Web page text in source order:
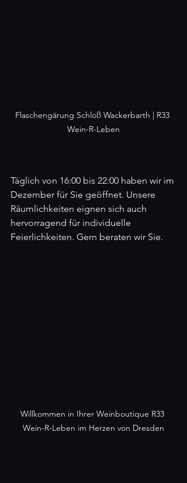
Flaschengärung Schloß Wackerbarth | R33
Wein-R-Leben
Täglich von 16:00 bis 22:00 haben wir im
Dezember für Sie geöffnet. Unsere
Räumlichkeiten eignen sich auch
hervorragend für individuelle
Feierlichkeiten. Gern beraten wir Sie.
Willkommen in Ihrer Weinboutique R33
Wein-R-Leben im Herzen von Dresden